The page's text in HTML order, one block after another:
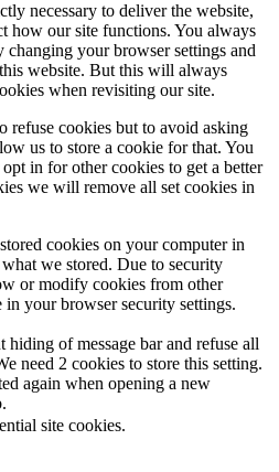
necessary to deliver the website,
how our site functions. You always
your browser settings and
website. But this will always
when revisiting our site.
refuse cookies but to avoid asking
us to store a cookie for that. You
in for other cookies to get a better
we will remove all set cookies in
cookies on your computer in
we stored. Due to security
or modify cookies from other
in your browser security settings.
hiding of message bar and refuse all
need 2 cookies to store this setting.
again when opening a new
site cookies.